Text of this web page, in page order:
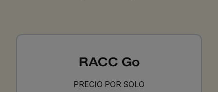
RACC Go
PRECIO POR SOLO